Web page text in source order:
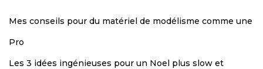
Mes conseils pour du matériel de modélisme comme une
Pro
Les 3 idées ingénieuses pour un Noel plus slow et